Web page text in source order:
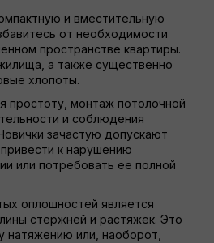
и вместительную
от необходимости
пространстве квартиры.
а также существенно
хлопоты.
простоту, монтаж потолочной
и соблюдения
зачастую допускают
к нарушению
или потребовать ее полной
оплошностей является
стержней и растяжек. Это
натяжению или, наоборот,